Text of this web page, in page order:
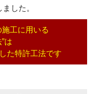
した。
工に用いる
は
た特許工法です